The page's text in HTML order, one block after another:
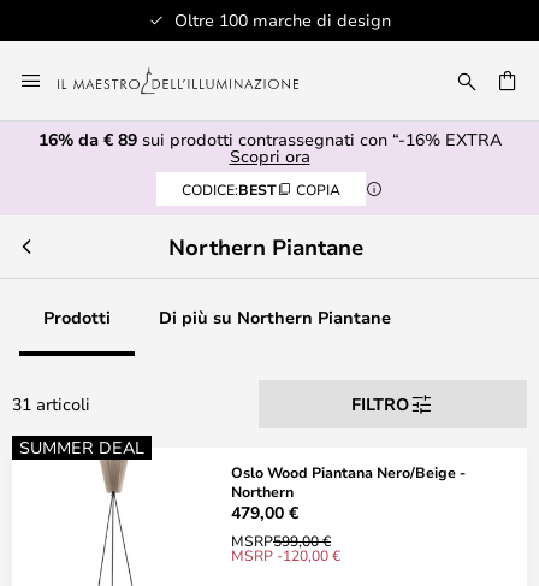
Oltre 100 marche di design
al
contenuto
16% da € 89sui prodotti contrassegnati con “-16% EXTRA
Scopri ora
CODICE:BEST COPIA
Northern Piantane
Prodotti Di più su Northern Piantane
31 articoli
FILTRO
SUMMER DEAL
Oslo Wood Piantana Nero/Beige -
Northern
479,00 €
MSRP599,00 €
MSRP -120,00 €